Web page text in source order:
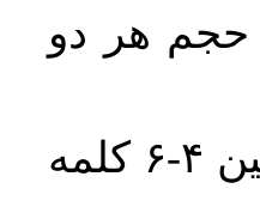
حجم هر دو
واژگان کلیدی بلافاصله پس از چکیده فارسی و انگلیسی و بین ۴-۶ کلمه